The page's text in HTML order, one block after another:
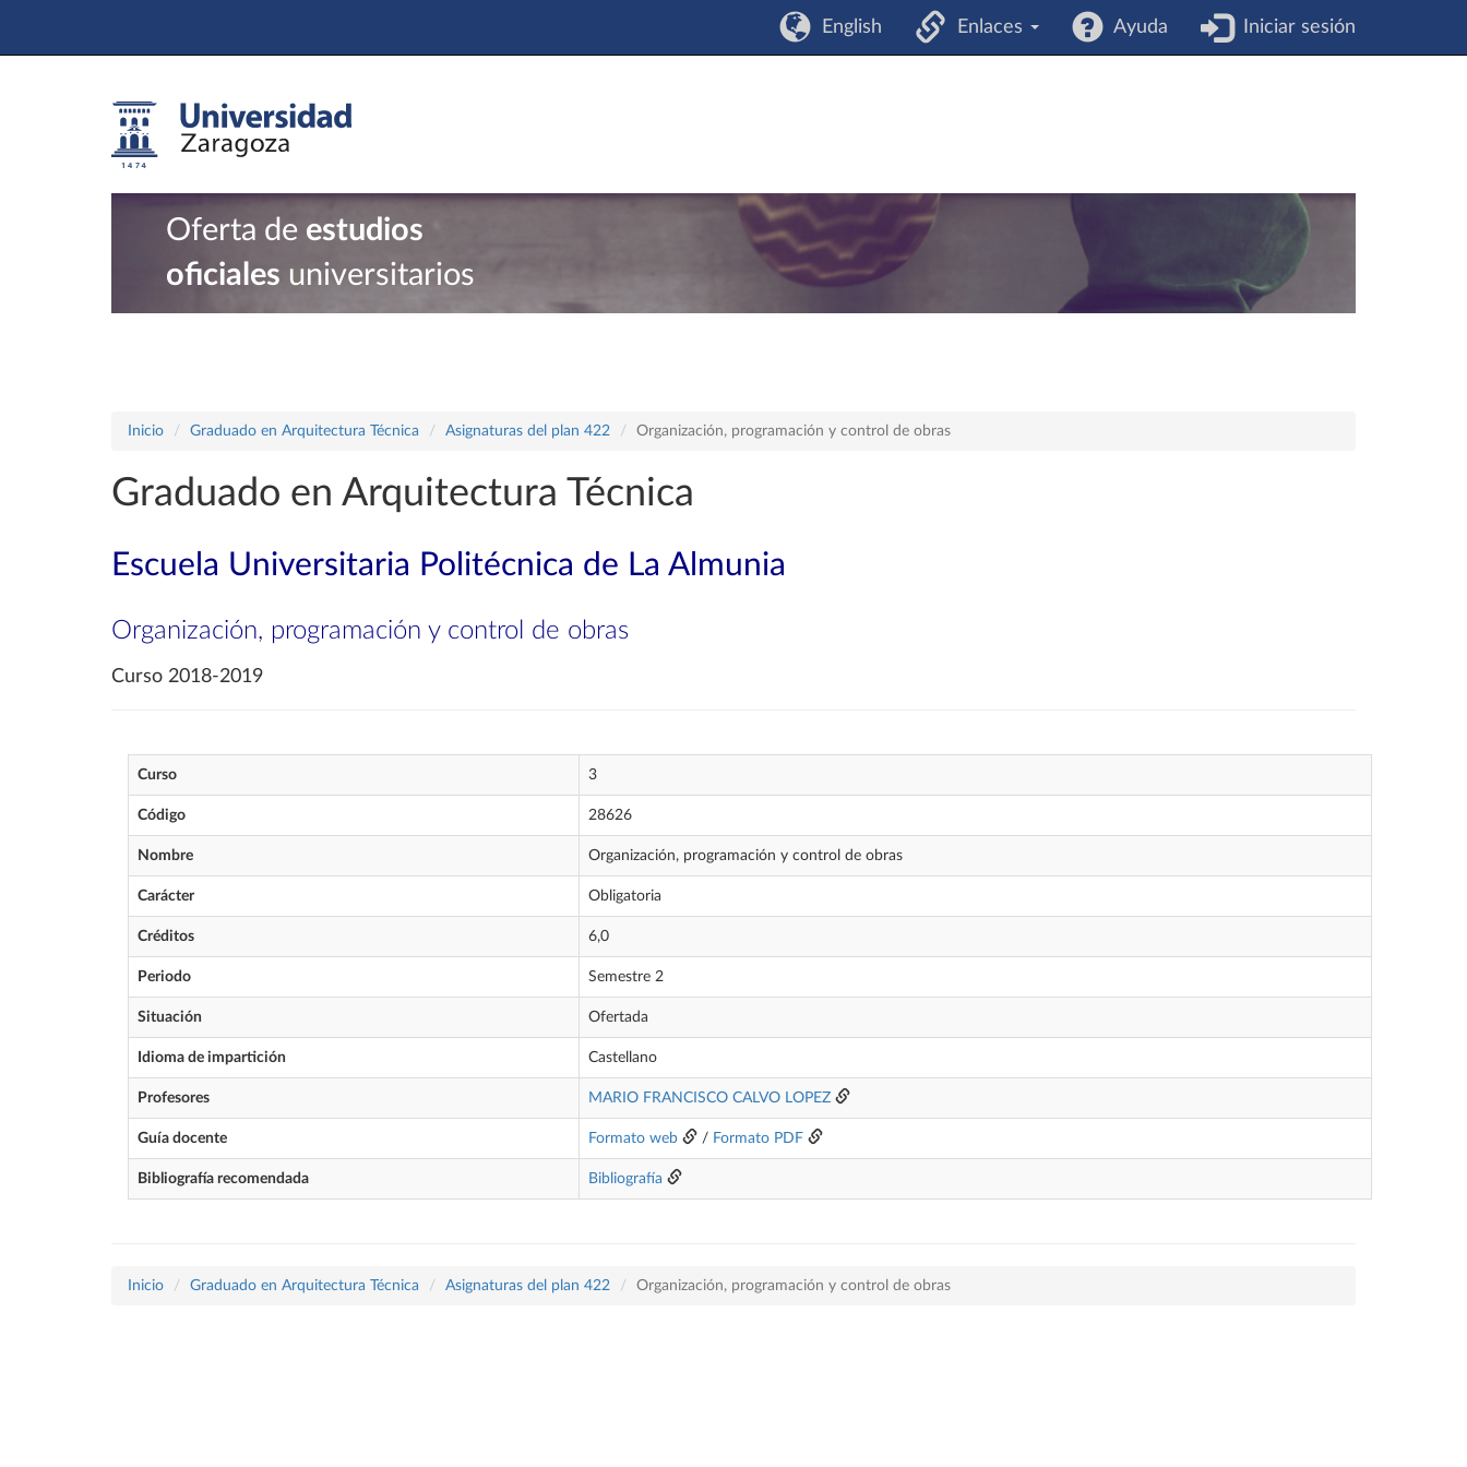
English Enlaces Ayuda Iniciar sesión
Oferta de estudios
oficiales universitarios
Inicio Graduado en Arquitectura Técnica Asignaturas del plan 422 Organización, programación y control de obras
Graduado en Arquitectura Técnica
Escuela Universitaria Politécnica de La Almunia
Organización, programación y control de obras
Curso 2018-2019
Curso 3
Código 28626
Nombre Organización, programación y control de obras
Carácter Obligatoria
Créditos 6,0
Periodo Semestre 2
Situación Ofertada
Idioma de impartición Castellano
Profesores MARIO FRANCISCO CALVO LOPEZ
Guía docente Formato web / Formato PDF
Bibliografía recomendada Bibliografía
Inicio Graduado en Arquitectura Técnica Asignaturas del plan 422 Organización, programación y control de obras